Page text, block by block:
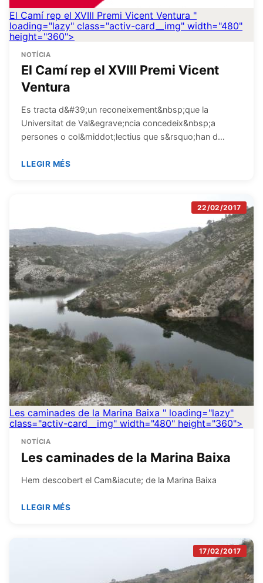
El Camí rep el XVIII Premi Vicent Ventura "
loading="lazy" class="activ-card__img" width="480"
height="360">
NOTÍCIA
El Camí rep el XVIII Premi Vicent
Ventura
Es tracta d&#39;un reconeixement&nbsp;que la
Universitat de Val&egrave;ncia concedeix&nbsp;a
persones o col&middot;lectius que s&rsquo;han d…
LLEGIR MÉS
Les caminades de la Marina Baixa " loading="lazy"
class="activ-card__img" width="480" height="360">
22/02/2017
NOTÍCIA
Les caminades de la Marina Baixa
Hem descobert el Cam&iacute; de la Marina Baixa
LLEGIR MÉS
17/02/2017